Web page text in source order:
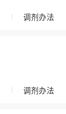
调剂办法
调剂办法